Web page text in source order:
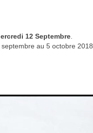
12 Septembre
au 5 octobre 2018